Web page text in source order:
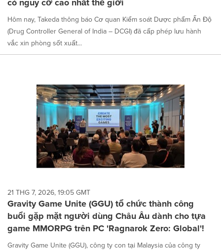
Hôm nay, Takeda thông báo Cơ quan Kiểm soát Dược phẩm Ấn Độ
(Drug Controller General of India – DCGI) đã cấp phép lưu hành
vắc xin phòng sốt xuất...
21 THG 7, 2026, 19:05 GMT
Gravity Game Unite (GGU) tổ chức thành công
buổi gặp mặt người dùng Châu Âu dành cho tựa
game MMORPG trên PC 'Ragnarok Zero: Global'!
Gravity Game Unite (GGU), công ty con tại Malaysia của công ty